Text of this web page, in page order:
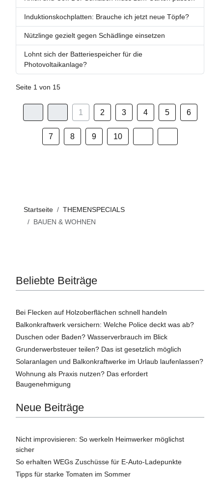
Induktionskochplatten: Brauche ich jetzt neue Töpfe?
Nützlinge gezielt gegen Schädlinge einsetzen
Lohnt sich der Batteriespeicher für die
Photovoltaikanlage?
Seite 1 von 15
1 2 3 4 5 6
7 8 9 10
Startseite
THEMENSPECIALS
BAUEN & WOHNEN
Beliebte Beiträge
Bei Flecken auf Holzoberflächen schnell handeln
Balkonkraftwerk versichern: Welche Police deckt was ab?
Duschen oder Baden? Wasserverbrauch im Blick
Grunderwerbsteuer teilen? Das ist gesetzlich möglich
Solaranlagen und Balkonkraftwerke im Urlaub laufenlassen?
Wohnung als Praxis nutzen? Das erfordert
Baugenehmigung
Neue Beiträge
Nicht improvisieren: So werkeln Heimwerker möglichst
sicher
So erhalten WEGs Zuschüsse für E-Auto-Ladepunkte
Tipps für starke Tomaten im Sommer